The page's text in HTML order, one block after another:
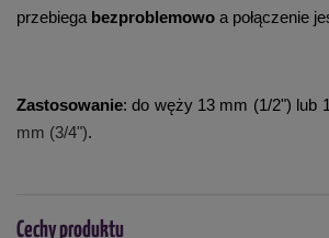
przebiega bezproblemowo a połączenie
Zastosowanie: do węży 13 mm (1/2") lub
mm (3/4").
Cechy produktu